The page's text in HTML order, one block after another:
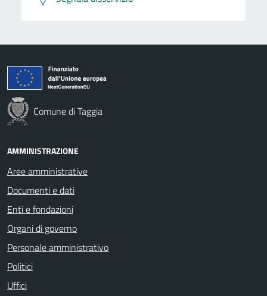
Comune di Taggia
AMMINISTRAZIONE
Aree amministrative
Documenti e dati
Enti e fondazioni
Organi di governo
Personale amministrativo
Politici
Uffici